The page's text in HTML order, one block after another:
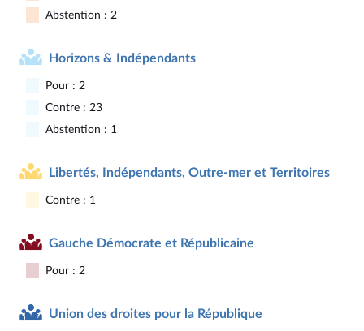
Abstention : 2
Horizons & Indépendants
Pour : 2
Contre : 23
Abstention : 1
Libertés, Indépendants, Outre-mer et Territoires
Contre : 1
Gauche Démocrate et Républicaine
Pour : 2
Union des droites pour la République